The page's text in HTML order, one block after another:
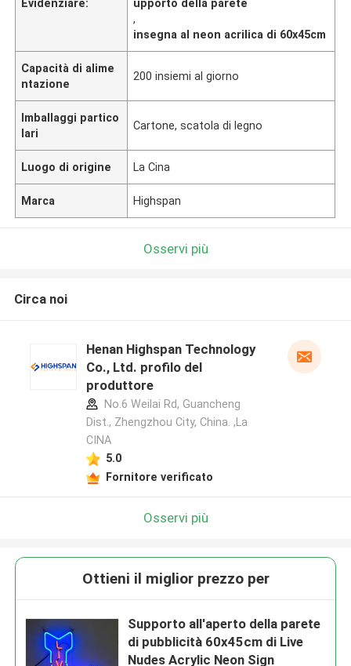
Evidenziare:
upporto della parete
,
insegna al neon acrilica di 60x45cm
Capacità di alime
ntazione
200 insiemi al giorno
Imballaggi partico
lari
Cartone, scatola di legno
Luogo di origine La Cina
Marca Highspan
Osservi più
Circa noi
Henan Highspan Technology
Co., Ltd. profilo del
produttore
No.6 Weilai Rd, Guancheng
Dist., Zhengzhou City, China. ,La
CINA
5.0
Fornitore verificato
Osservi più
Ottieni il miglior prezzo per
Supporto all'aperto della parete
di pubblicità 60x45cm di Live
Nudes Acrylic Neon Sign